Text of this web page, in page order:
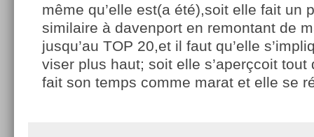
même qu’elle est(a été),soit elle fait un
similaire à davenport en remontant de
jusqu’au TOP 20,et il faut qu’elle
viser plus haut; soit elle s’aperçcoit tout
fait son temps comme marat et elle se